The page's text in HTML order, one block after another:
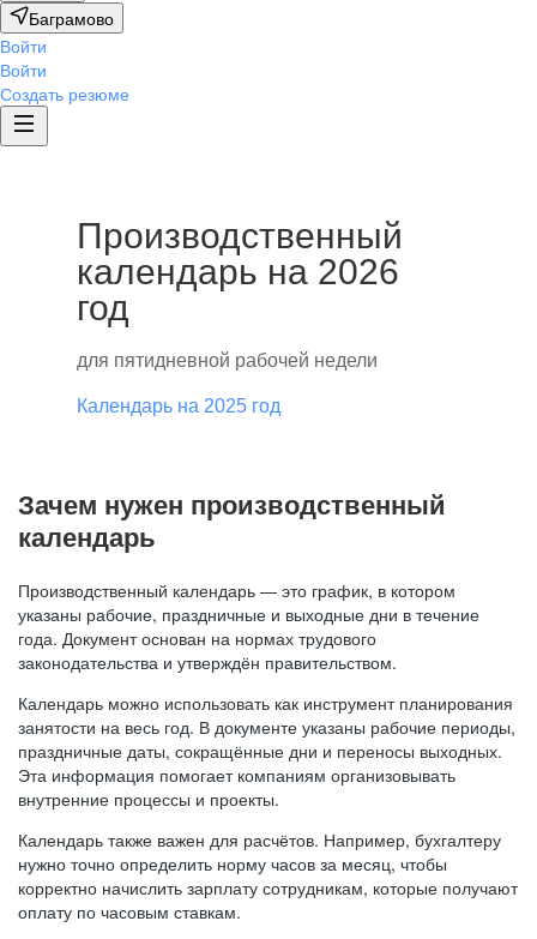
Баграмово
Войти
Войти
Создать резюме
Производственный
календарь на 2026
год
для пятидневной рабочей недели
Календарь на 2025 год
Зачем нужен производственный
календарь
Производственный календарь — это график, в котором
указаны рабочие, праздничные и выходные дни в течение
года. Документ основан на нормах трудового
законодательства и утверждён правительством.
Календарь можно использовать как инструмент планирования
занятости на весь год. В документе указаны рабочие периоды,
праздничные даты, сокращённые дни и переносы выходных.
Эта информация помогает компаниям организовывать
внутренние процессы и проекты.
Календарь также важен для расчётов. Например, бухгалтеру
нужно точно определить норму часов за месяц, чтобы
корректно начислить зарплату сотрудникам, которые получают
оплату по часовым ставкам.